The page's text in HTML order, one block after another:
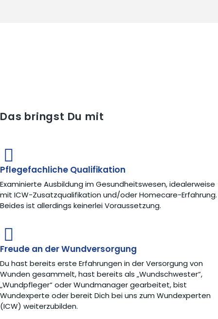
Das bringst Du mit
Pflegefachliche Qualifikation
Examinierte Ausbildung im Gesundheitswesen, idealerweise
mit ICW-Zusatzqualifikation und/oder Homecare-Erfahrung.
Beides ist allerdings keinerlei Voraussetzung.
Freude an der Wundversorgung
Du hast bereits erste Erfahrungen in der Versorgung von
Wunden gesammelt, hast bereits als „Wundschwester“,
„Wundpfleger“ oder Wundmanager gearbeitet, bist
Wundexperte oder bereit Dich bei uns zum Wundexperten
(ICW) weiterzubilden.